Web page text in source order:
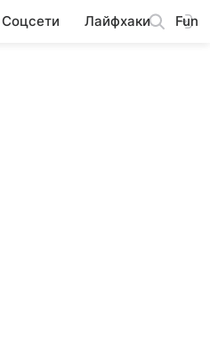
Соцсети Лайфхаки Fun